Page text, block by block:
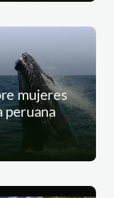
mujeres
peruana